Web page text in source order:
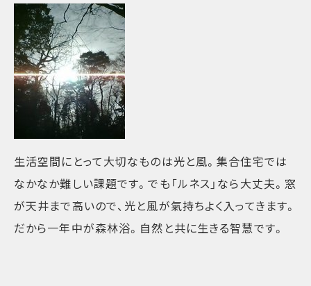
生活空間にとって大切なものは光と風。集合住宅では
なかなか難しい課題です。でも「ルネス」なら大丈夫。窓
が天井まで高いので、光と風が氣持ちよく入ってきます。
だから一年中が森林浴。自然と共に生きる智慧です。